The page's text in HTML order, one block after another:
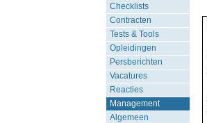
Checklists
Contracten
Tests & Tools
Opleidingen
Persberichten
Vacatures
Reacties
Management
Algemeen